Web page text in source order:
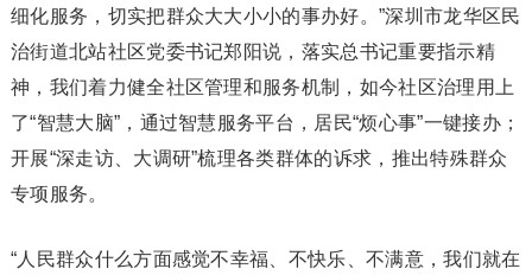
细化服务，切实把群众大大小小的事办好。”深圳市龙华区民
治街道北站社区党委书记郑阳说，落实总书记重要指示精
神，我们着力健全社区管理和服务机制，如今社区治理用上
了“智慧大脑”，通过智慧服务平台，居民“烦心事”一键接办；
开展“深走访、大调研”梳理各类群体的诉求，推出特殊群众
专项服务。
“人民群众什么方面感觉不幸福、不快乐、不满意，我们就在